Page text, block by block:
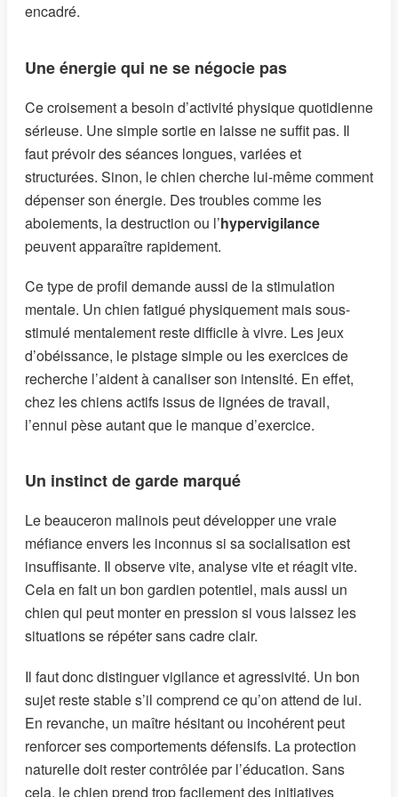
encadré.
Une énergie qui ne se négocie pas
Ce croisement a besoin d’activité physique quotidienne
sérieuse. Une simple sortie en laisse ne suffit pas. Il
faut prévoir des séances longues, variées et
structurées. Sinon, le chien cherche lui-même comment
dépenser son énergie. Des troubles comme les
aboiements, la destruction ou l’hypervigilance
peuvent apparaître rapidement.
Ce type de profil demande aussi de la stimulation
mentale. Un chien fatigué physiquement mais sous-
stimulé mentalement reste difficile à vivre. Les jeux
d’obéissance, le pistage simple ou les exercices de
recherche l’aident à canaliser son intensité. En effet,
chez les chiens actifs issus de lignées de travail,
l’ennui pèse autant que le manque d’exercice.
Un instinct de garde marqué
Le beauceron malinois peut développer une vraie
méfiance envers les inconnus si sa socialisation est
insuffisante. Il observe vite, analyse vite et réagit vite.
Cela en fait un bon gardien potentiel, mais aussi un
chien qui peut monter en pression si vous laissez les
situations se répéter sans cadre clair.
Il faut donc distinguer vigilance et agressivité. Un bon
sujet reste stable s’il comprend ce qu’on attend de lui.
En revanche, un maître hésitant ou incohérent peut
renforcer ses comportements défensifs. La protection
naturelle doit rester contrôlée par l’éducation. Sans
cela, le chien prend trop facilement des initiatives